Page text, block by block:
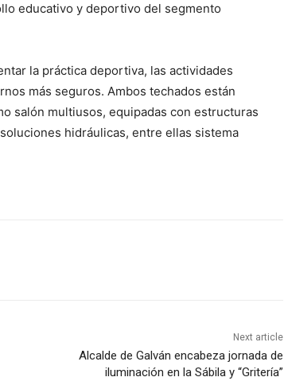
educativo y deportivo del segmento
la práctica deportiva, las actividades
más seguros. Ambos techados están
salón multiusos, equipadas con estructuras
hidráulicas, entre ellas sistema
Next article
Alcalde de Galván encabeza jornada de
iluminación en la Sábila y “Gritería”